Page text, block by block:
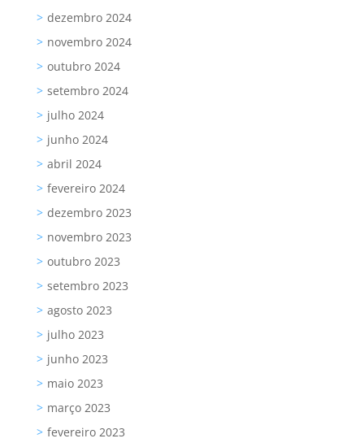
dezembro 2024
novembro 2024
outubro 2024
setembro 2024
julho 2024
junho 2024
abril 2024
fevereiro 2024
dezembro 2023
novembro 2023
outubro 2023
setembro 2023
agosto 2023
julho 2023
junho 2023
maio 2023
março 2023
fevereiro 2023